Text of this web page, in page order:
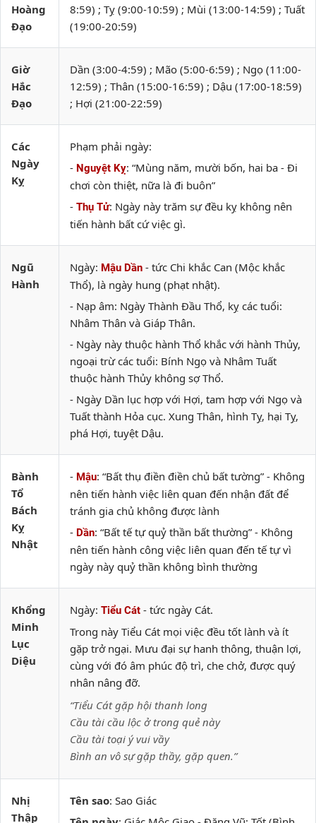
Hoàng
Đạo
8:59) ; Tỵ (9:00-10:59) ; Mùi (13:00-14:59) ; Tuất
(19:00-20:59)
Giờ
Hắc
Đạo
Dần (3:00-4:59) ; Mão (5:00-6:59) ; Ngọ (11:00-
12:59) ; Thân (15:00-16:59) ; Dậu (17:00-18:59)
; Hợi (21:00-22:59)
Các
Ngày
Kỵ
Phạm phải ngày:
- Nguyệt Kỵ: “Mùng năm, mười bốn, hai ba - Đi
chơi còn thiệt, nữa là đi buôn”
- Thụ Tử: Ngày này trăm sự đều kỵ không nên
tiến hành bất cứ việc gì.
Ngũ
Hành
Ngày: Mậu Dần - tức Chi khắc Can (Mộc khắc
Thổ), là ngày hung (phạt nhật).
- Nạp âm: Ngày Thành Đầu Thổ, kỵ các tuổi:
Nhâm Thân và Giáp Thân.
- Ngày này thuộc hành Thổ khắc với hành Thủy,
ngoại trừ các tuổi: Bính Ngọ và Nhâm Tuất
thuộc hành Thủy không sợ Thổ.
- Ngày Dần lục hợp với Hợi, tam hợp với Ngọ và
Tuất thành Hỏa cục. Xung Thân, hình Tỵ, hại Tỵ,
phá Hợi, tuyệt Dậu.
Bành
Tổ
Bách
Kỵ
Nhật
- Mậu: “Bất thụ điền điền chủ bất tường” - Không
nên tiến hành việc liên quan đến nhận đất để
tránh gia chủ không được lành
- Dần: “Bất tế tự quỷ thần bất thường” - Không
nên tiến hành công việc liên quan đến tế tự vì
ngày này quỷ thần không bình thường
Khổng
Minh
Lục
Diệu
Ngày: Tiểu Cát - tức ngày Cát.
Trong này Tiểu Cát mọi việc đều tốt lành và ít
gặp trở ngại. Mưu đại sự hanh thông, thuận lợi,
cùng với đó âm phúc độ trì, che chở, được quý
nhân nâng đỡ.
“Tiểu Cát gặp hội thanh long
Cầu tài cầu lộc ở trong quẻ này
Cầu tài toại ý vui vầy
Bình an vô sự gặp thầy, gặp quen.”
Nhị
Thập
Tên sao: Sao Giác